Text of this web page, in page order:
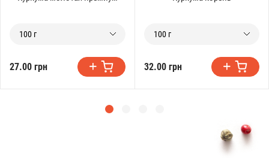
100 г
27.00 грн
100 г
32.00 грн